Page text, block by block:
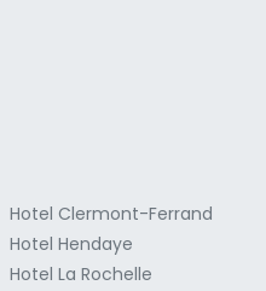
Hotel Clermont-Ferrand
Hotel Hendaye
Hotel La Rochelle